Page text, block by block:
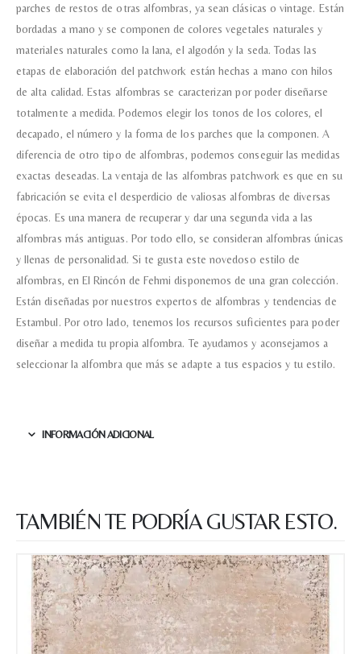
parches de restos de otras alfombras, ya sean clásicas o vintage. Están
bordadas a mano y se componen de colores vegetales naturales y
materiales naturales como la lana, el algodón y la seda. Todas las
etapas de elaboración del patchwork están hechas a mano con hilos
de alta calidad. Estas alfombras se caracterizan por poder diseñarse
totalmente a medida. Podemos elegir los tonos de los colores, el
decapado, el número y la forma de los parches que la componen. A
diferencia de otro tipo de alfombras, podemos conseguir las medidas
exactas deseadas. La ventaja de las alfombras patchwork es que en su
fabricación se evita el desperdicio de valiosas alfombras de diversas
épocas. Es una manera de recuperar y dar una segunda vida a las
alfombras más antiguas. Por todo ello, se consideran alfombras únicas
y llenas de personalidad. Si te gusta este novedoso estilo de
alfombras, en El Rincón de Fehmi disponemos de una gran colección.
Están diseñadas por nuestros expertos de alfombras y tendencias de
Estambul. Por otro lado, tenemos los recursos suficientes para poder
diseñar a medida tu propia alfombra. Te ayudamos y aconsejamos a
seleccionar la alfombra que más se adapte a tus espacios y tu estilo.
INFORMACIÓN ADICIONAL
TAMBIÉN TE PODRÍA GUSTAR ESTO.
Nombre y Referencia del producto*
Acuerdo RGPD
Doy mi consentimiento para que
esta web almacene la
información que envío para que
puedan responder a mi petición.